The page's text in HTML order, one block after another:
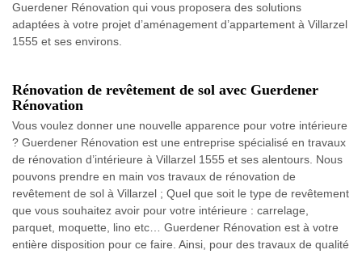
Guerdener Rénovation qui vous proposera des solutions
adaptées à votre projet d’aménagement d’appartement à Villarzel
1555 et ses environs.
Rénovation de revêtement de sol avec Guerdener
Rénovation
Vous voulez donner une nouvelle apparence pour votre intérieure
? Guerdener Rénovation est une entreprise spécialisé en travaux
de rénovation d’intérieure à Villarzel 1555 et ses alentours. Nous
pouvons prendre en main vos travaux de rénovation de
revêtement de sol à Villarzel ; Quel que soit le type de revêtement
que vous souhaitez avoir pour votre intérieure : carrelage,
parquet, moquette, lino etc… Guerdener Rénovation est à votre
entière disposition pour ce faire. Ainsi, pour des travaux de qualité